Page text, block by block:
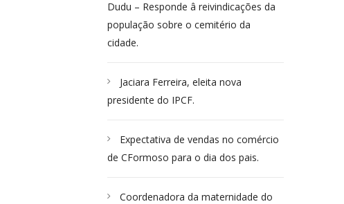
Dudu – Responde â reivindicações da
população sobre o cemitério da
cidade.
Jaciara Ferreira, eleita nova
presidente do IPCF.
Expectativa de vendas no comércio
de CFormoso para o dia dos pais.
Coordenadora da maternidade do